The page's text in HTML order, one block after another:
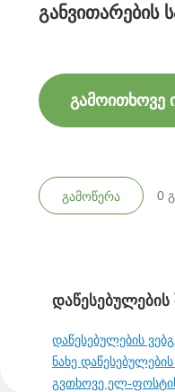
განვითარების
გამოითხოვე
გამოწერა 0
დაწესებულების
დაწესებულების
ნახე
გვთხოვე ელ-